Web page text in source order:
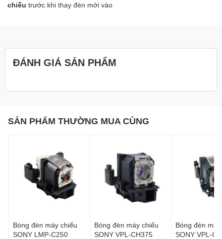
chiếu trước khi thay đèn mới vào
ĐÁNH GIÁ SẢN PHẨM
SẢN PHẨM THƯỜNG MUA CÙNG
Bóng đèn máy chiếu
SONY LMP-C250
Bóng đèn máy chiếu
SONY VPL-CH375
Bóng đèn
SONY VPL-